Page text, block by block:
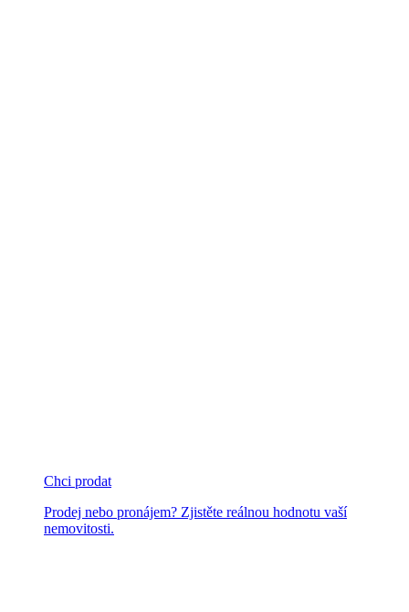
Chci prodat
Prodej nebo pronájem? Zjistěte reálnou hodnotu vaší
nemovitosti.